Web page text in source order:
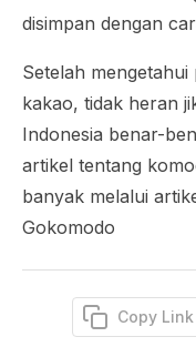
disimpan dengan
Setelah
kakao, tidak heran
Indonesia benar-
artikel tentang
banyak melalui
Gokomodo
Copy Link